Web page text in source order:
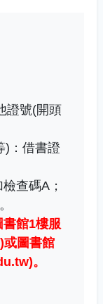
證號(開頭
)：借書證
查碼A；
書館1樓服
或圖書館
。